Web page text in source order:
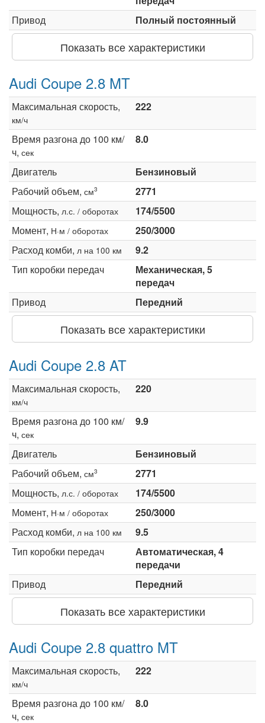
Привод
Полный постоянный
Показать все характеристики
Audi Coupe 2.8 MT
Максимальная скорость,
км/ч
222
Время разгона до 100 км/
ч, сек
8.0
Двигатель
Бензиновый
Рабочий объем, см3
2771
Мощность, л.с. / оборотах
174/5500
Момент, Н·м / оборотах
250/3000
Расход комби, л на 100 км
9.2
Тип коробки передач
Механическая, 5
передач
Привод
Передний
Показать все характеристики
Audi Coupe 2.8 AT
Максимальная скорость,
км/ч
220
Время разгона до 100 км/
ч, сек
9.9
Двигатель
Бензиновый
Рабочий объем, см3
2771
Мощность, л.с. / оборотах
174/5500
Момент, Н·м / оборотах
250/3000
Расход комби, л на 100 км
9.5
Тип коробки передач
Автоматическая, 4
передачи
Привод
Передний
Показать все характеристики
Audi Coupe 2.8 quattro MT
Максимальная скорость,
км/ч
222
Время разгона до 100 км/
ч, сек
8.0